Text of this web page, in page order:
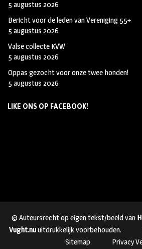
5 augustus 2026
Bericht voor de leden van Vereniging 55+
5 augustus 2026
Valse collecte KVW
5 augustus 2026
Oppas gezocht voor onze twee honden!
5 augustus 2026
LIKE ONS OP FACEBOOK!
© Auteursrecht op eigen tekst/beeld van
Vught.nuuitdrukkelijk voorbehouden.
Sitemap
Privacy